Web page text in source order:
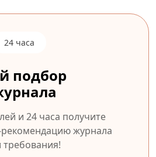
24 часа
подбор
и 24 часа получите
журнала